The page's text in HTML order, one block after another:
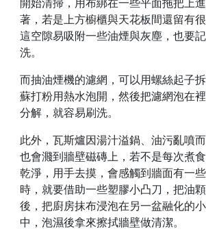
著，若是上方櫥櫃與天花板間還留有很
這空隙易吸附一些油煙與灰塵，也要
洗。
而抽油煙機的濾網，可以用螺絲起子
蘇打粉用熱水泡開，然後把濾網泡在
分解，就容易刷洗。
此外，瓦斯爐因湯汁溢鍋、油污亂噴
也會濺到牆壁磁磚上，若不是每次煮
乾淨，用手去摸，會感觸到牆面有一
時，就要借助一些塑膠小凸刀，把油
後，把廚房抹布浸泡在另一盆融化的
中，泡濕後拿來擦拭牆壁做清潔。